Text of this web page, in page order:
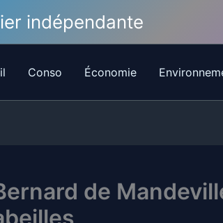
indépendante
Conso Économie
de